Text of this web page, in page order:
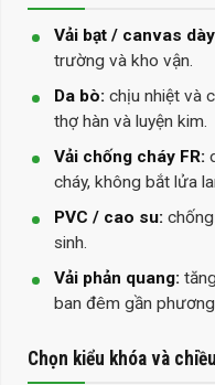
Vải bạt / canvas
trường và kho vận.
Da bò: chịu nhiệt và
thợ hàn và luyện kim.
Vải chống cháy FR:
cháy, không bắt lửa
PVC / cao su:
sinh.
Vải phản quang:
ban đêm gần
Chọn kiểu khóa và